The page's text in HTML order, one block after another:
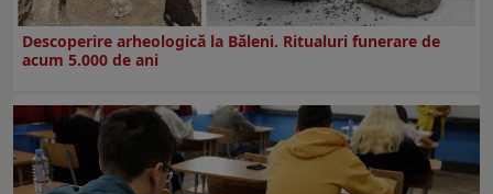
Descoperire arheologică la Băleni. Ritualuri funerare de
acum 5.000 de ani